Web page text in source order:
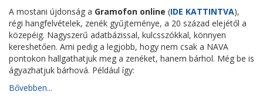
A mostani újdonság a Gramofon online (IDE KATTINTVA),
régi hangfelvételek, zenék gyűjteménye, a 20 század elejétől a
közepéig. Nagyszerű adatbázissal, kulcsszókkal, könnyen
kereshetően. Ami pedig a legjobb, hogy nem csak a NAVA
pontokon hallgathatjuk meg a zenéket, hanem bárhol. Még be is
ágyazhatjuk bárhová. Például így:
Bővebben...